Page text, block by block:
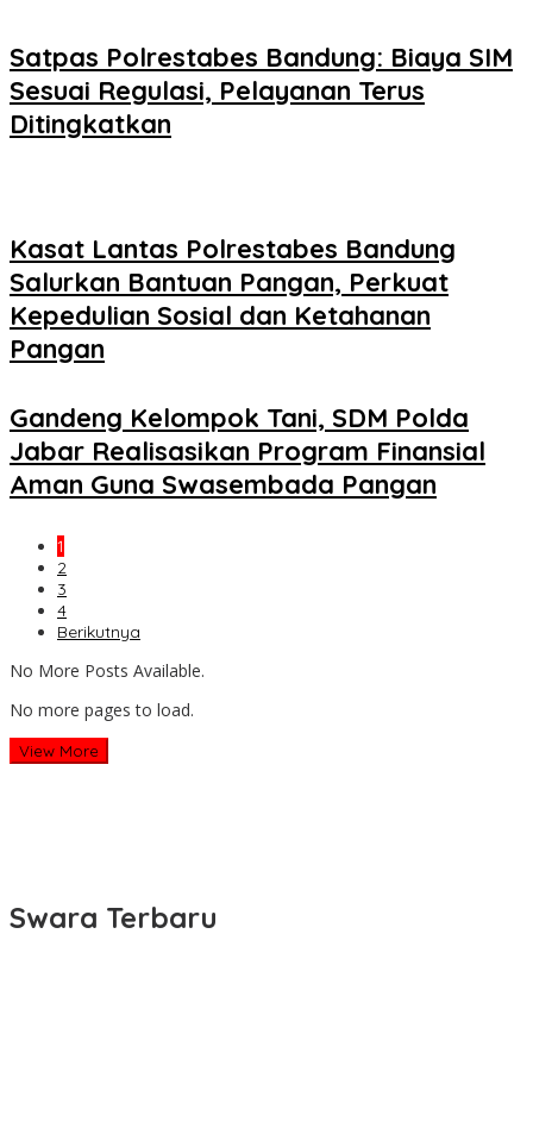
Satpas Polrestabes Bandung: Biaya SIM
Sesuai Regulasi, Pelayanan Terus
Ditingkatkan
Kasat Lantas Polrestabes Bandung
Salurkan Bantuan Pangan, Perkuat
Kepedulian Sosial dan Ketahanan
Pangan
Gandeng Kelompok Tani, SDM Polda
Jabar Realisasikan Program Finansial
Aman Guna Swasembada Pangan
1
2
3
4
Berikutnya
No More Posts Available.
No more pages to load.
View More
Swara Terbaru